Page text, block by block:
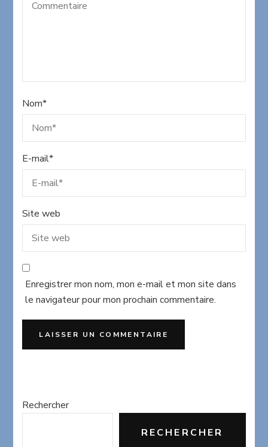
Nom*
E-mail*
Site web
Enregistrer mon nom, mon e-mail et mon site dans
le navigateur pour mon prochain commentaire.
Rechercher
RECHERCHER